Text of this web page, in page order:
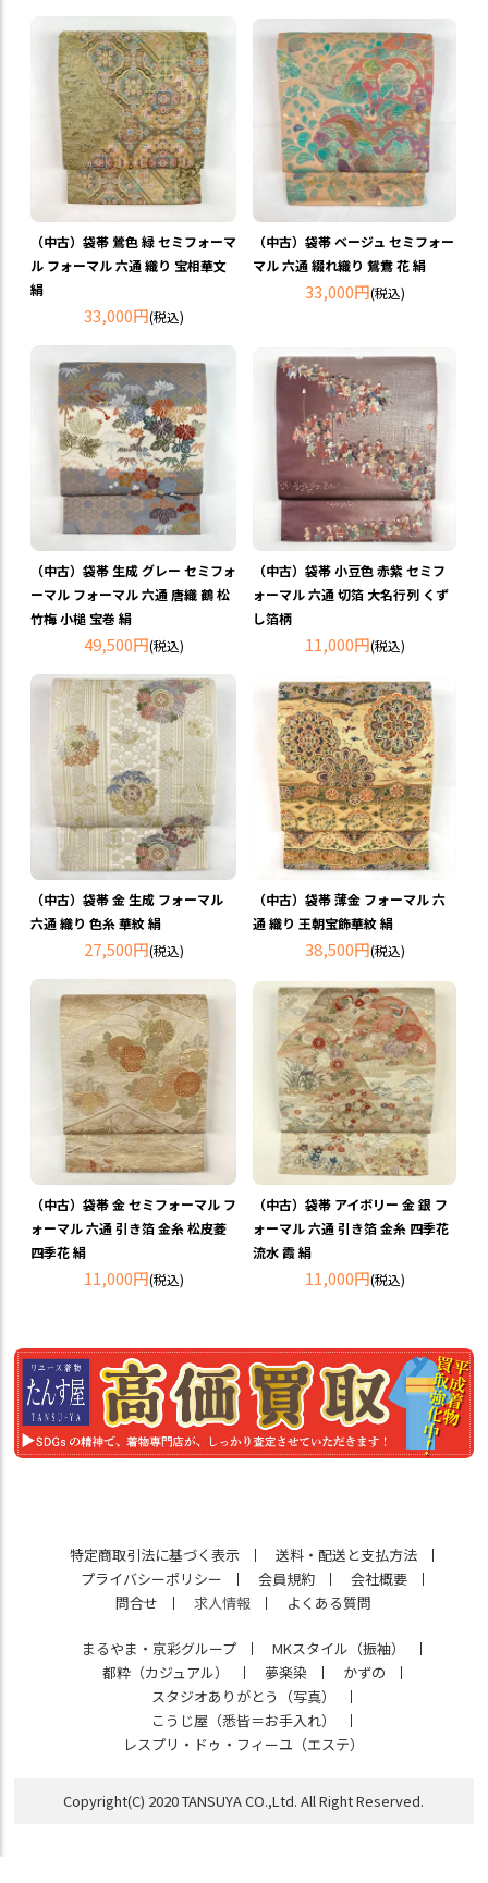
（中古）袋帯 鶯色 緑 セミフォーマ
ル フォーマル 六通 織り 宝相華文
絹
33,000円(税込)
（中古）袋帯 ベージュ セミフォー
マル 六通 綴れ織り 鴛鴦 花 絹
33,000円(税込)
（中古）袋帯 生成 グレー セミフォ
ーマル フォーマル 六通 唐織 鶴 松
竹梅 小槌 宝巻 絹
49,500円(税込)
（中古）袋帯 小豆色 赤紫 セミフ
ォーマル 六通 切箔 大名行列 くず
し箔柄
11,000円(税込)
（中古）袋帯 金 生成 フォーマル
六通 織り 色糸 華紋 絹
27,500円(税込)
（中古）袋帯 薄金 フォーマル 六
通 織り 王朝宝飾華紋 絹
38,500円(税込)
（中古）袋帯 金 セミフォーマル フ
ォーマル 六通 引き箔 金糸 松皮菱
四季花 絹
11,000円(税込)
（中古）袋帯 アイボリー 金 銀 フ
ォーマル 六通 引き箔 金糸 四季花
流水 霞 絹
11,000円(税込)
特定商取引法に基づく表示
送料・配送と支払方法
プライバシーポリシー
会員規約
会社概要
問合せ
求人情報 よくある質問
まるやま・京彩グループ
MKスタイル（振袖）
都粋（カジュアル）
夢楽染
かずの
スタジオありがとう（写真）
こうじ屋（悉皆＝お手入れ）
レスプリ・ドゥ・フィーユ（エステ）
Copyright(C) 2020 TANSUYA CO.,Ltd. All Right Reserved.